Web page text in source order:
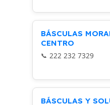
BÁSCULAS
CENTRO
222 232 7329
BÁSCULAS Y